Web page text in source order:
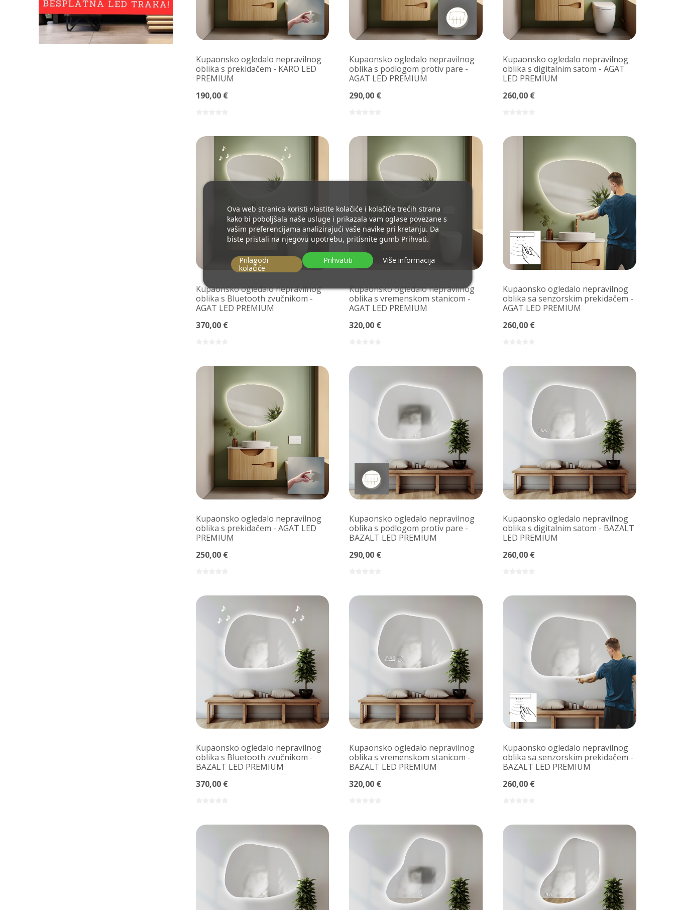
Kupaonsko ogledalo nepravilnog
oblika s prekidačem - KARO LED
PREMIUM
190,00 €
Kupaonsko ogledalo nepravilnog
oblika s podlogom protiv pare -
AGAT LED PREMIUM
290,00 €
Kupaonsko ogledalo nepravilnog
oblika s digitalnim satom - AGAT
LED PREMIUM
260,00 €
Kupaonsko ogledalo nepravilnog
oblika s Bluetooth zvučnikom -
AGAT LED PREMIUM
370,00 €
Kupaonsko ogledalo nepravilnog
oblika s vremenskom stanicom -
AGAT LED PREMIUM
320,00 €
Kupaonsko ogledalo nepravilnog
oblika sa senzorskim prekidačem -
AGAT LED PREMIUM
260,00 €
Kupaonsko ogledalo nepravilnog
oblika s prekidačem - AGAT LED
PREMIUM
250,00 €
Kupaonsko ogledalo nepravilnog
oblika s podlogom protiv pare -
BAZALT LED PREMIUM
290,00 €
Kupaonsko ogledalo nepravilnog
oblika s digitalnim satom - BAZALT
LED PREMIUM
260,00 €
Kupaonsko ogledalo nepravilnog
oblika s Bluetooth zvučnikom -
BAZALT LED PREMIUM
370,00 €
Kupaonsko ogledalo nepravilnog
oblika s vremenskom stanicom -
BAZALT LED PREMIUM
320,00 €
Kupaonsko ogledalo nepravilnog
oblika sa senzorskim prekidačem -
BAZALT LED PREMIUM
260,00 €
Ova web stranica koristi vlastite kolačiće i kolačiće trećih strana
kako bi poboljšala naše usluge i prikazala vam oglase povezane s
vašim preferencijama analizirajući vaše navike pri kretanju. Da
biste pristali na njegovu upotrebu, pritisnite gumb Prihvati.
Više informacija
Prilagodi
kolačiće
Prihvatiti